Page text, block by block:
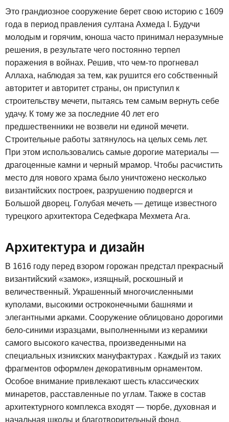
Это грандиозное сооружение берет свою историю с 1609
года в период правления султана Ахмеда I. Будучи
молодым и горячим, юноша часто принимал неразумные
решения, в результате чего постоянно терпел
поражения в войнах. Решив, что чем-то прогневал
Аллаха, наблюдая за тем, как рушится его собственный
авторитет и авторитет страны, он приступил к
строительству мечети, пытаясь тем самым вернуть себе
удачу. К тому же за последние 40 лет его
предшественники не возвели ни единой мечети.
Строительные работы затянулось на целых семь лет.
При этом использовались самые дорогие материалы —
драгоценные камни и черный мрамор. Чтобы расчистить
место для нового храма было уничтожено несколько
византийских построек, разрушению подвергся и
Большой дворец. Голубая мечеть — детище известного
турецкого архитектора Седефкара Мехмета Ага.
Архитектура и дизайн
В 1616 году перед взором горожан предстал прекрасный
византийский «замок», изящный, роскошный и
величественный. Украшенный многочисленными
куполами, высокими остроконечными башнями и
элегантными арками. Сооружение облицовано дорогими
бело-синими изразцами, выполненными из керамики
самого высокого качества, произведенными на
специальных изникских мануфактурах . Каждый из таких
фрагментов оформлен декоративным орнаментом.
Особое внимание привлекают шесть классических
минаретов, расставленные по углам. Также в состав
архитектурного комплекса входят — тюрбе, духовная и
начальная школы и благотворительный фонд.